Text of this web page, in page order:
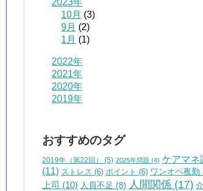
2023年
10月 (3)
9月 (2)
1月 (1)
2022年
2021年
2020年
2019年
おすすめのタグ
2019年（第22回） (5) 2025年問題 (4) ケアマネ
(11) ストレス (6) ポイント (6) ワンオペ夜勤
上司 (10) 人員不足 (8) 人間関係 (17)